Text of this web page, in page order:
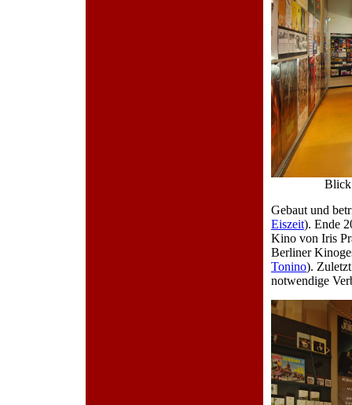
Blick
Gebaut und
Eiszeit). Ende
Kino von Iris
Berliner
Tonino).
notwendige